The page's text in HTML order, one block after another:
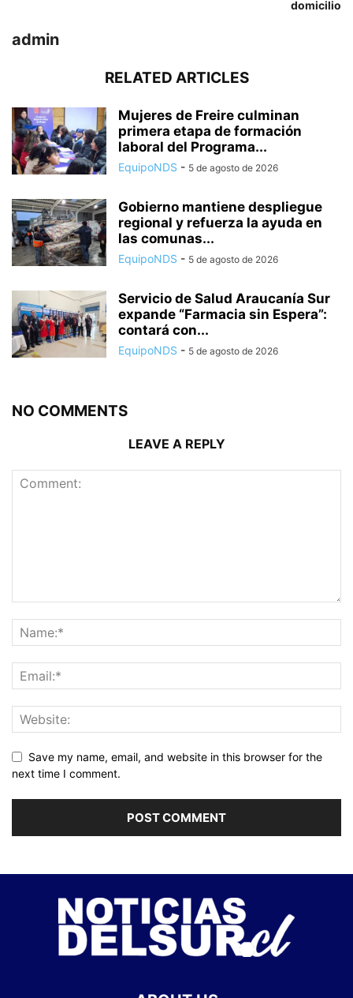
domicilio
admin
RELATED ARTICLES
Mujeres de Freire culminan
primera etapa de formación
laboral del Programa...
EquipoNDS - 5 de agosto de 2026
Gobierno mantiene despliegue
regional y refuerza la ayuda en
las comunas...
EquipoNDS - 5 de agosto de 2026
Servicio de Salud Araucanía Sur
expande “Farmacia sin Espera”:
contará con...
EquipoNDS - 5 de agosto de 2026
NO COMMENTS
LEAVE A REPLY
Save my name, email, and website in this browser for the
next time I comment.